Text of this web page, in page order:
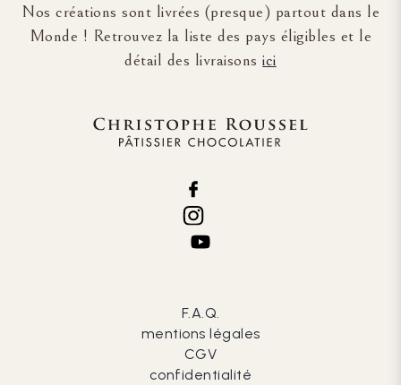
Nos créations sont livrées (presque) partout dans le
Monde ! Retrouvez la liste des pays éligibles et le
détail des livraisonsici
F.A.Q.
mentions légales
CGV
confidentialité